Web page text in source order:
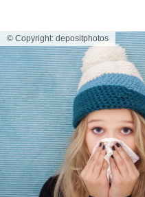
© Copyright: depositphotos